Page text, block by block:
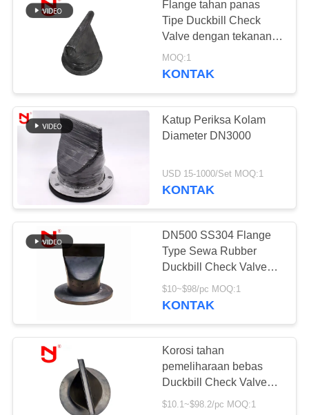
Selang Jalinan
Logam
Mengurangi
Ekspansi Karet
Sambungan
Ekspansi PTFE
Flange tahan panas
Tipe Duckbill Check
Valve dengan tekanan
1,0Mpa dan garansi 18
bulan
MOQ:1
KONTAK
Katup Periksa Kolam
Diameter DN3000
USD 15-1000/Set MOQ:1
KONTAK
DN500 SS304 Flange
Type Sewa Rubber
Duckbill Check Valve
dengan SS316 Flange
dan Clamp Connection
$10~$98/pc MOQ:1
KONTAK
Korosi tahan
pemeliharaan bebas
Duckbill Check Valve
dengan sertifikasi ZTC
$10.1~$98.2/pc MOQ:1